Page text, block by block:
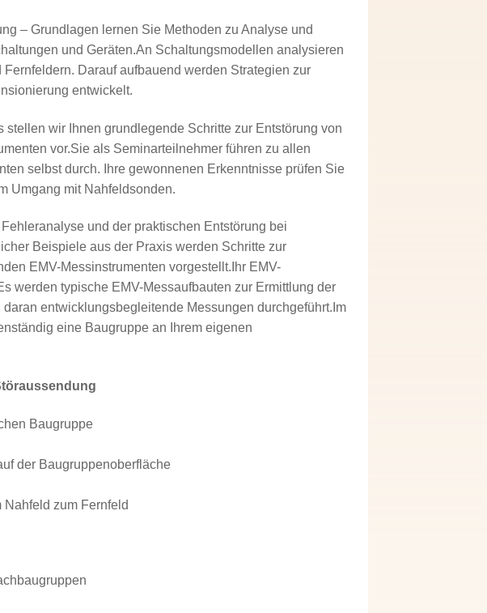
– Grundlagen lernen Sie Methoden zu Analyse und
und Geräten.An Schaltungsmodellen analysieren
Darauf aufbauend werden Strategien zur
entwickelt.
wir Ihnen grundlegende Schritte zur Entstörung von
vor.Sie als Seminarteilnehmer führen zu allen
selbst durch. Ihre gewonnenen Erkenntnisse prüfen Sie
Umgang mit Nahfeldsonden.
und der praktischen Entstörung bei
Beispiele aus der Praxis werden Schritte zur
EMV-Messinstrumenten vorgestellt.Ihr EMV-
werden typische EMV-Messaufbauten zur Ermittlung der
entwicklungsbegleitende Messungen durchgeführt.Im
eine Baugruppe an Ihrem eigenen
Baugruppe
der Baugruppenoberfläche
zum Fernfeld